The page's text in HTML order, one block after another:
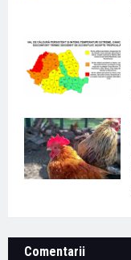
Comentarii